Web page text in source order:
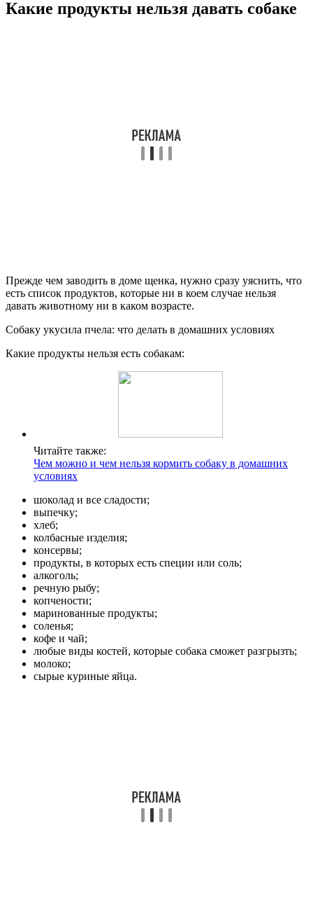
Какие продукты нельзя давать собаке
Прежде чем заводить в доме щенка, нужно сразу уяснить, что
есть список продуктов, которые ни в коем случае нельзя
давать животному ни в каком возрасте.
Собаку укусила пчела: что делать в домашних условиях
Какие продукты нельзя есть собакам:
Читайте также:
Чем можно и чем нельзя кормить собаку в домашних
условиях
шоколад и все сладости;
выпечку;
хлеб;
колбасные изделия;
консервы;
продукты, в которых есть специи или соль;
алкоголь;
речную рыбу;
копчености;
маринованные продукты;
соленья;
кофе и чай;
любые виды костей, которые собака сможет разгрызть;
молоко;
сырые куриные яйца.